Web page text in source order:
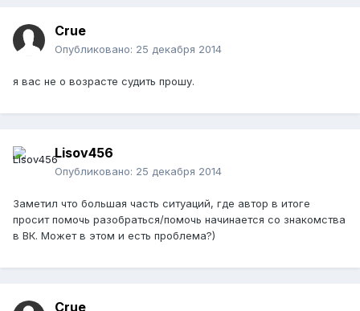
Crue
Опубликовано: 25 декабря 2014
я вас не о возрасте судить прошу.
Lisov456
Опубликовано: 25 декабря 2014
Заметил что большая часть ситуаций, где автор в итоге
просит помочь разобраться/помочь начинается со знакомства
в ВК. Может в этом и есть проблема?)
Crue